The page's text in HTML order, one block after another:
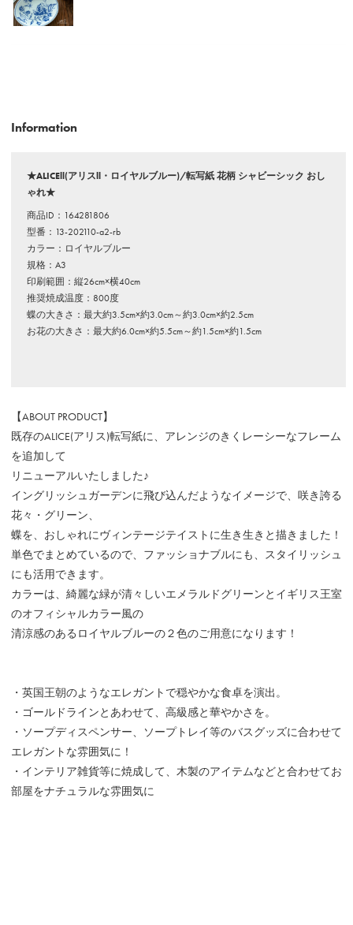
Information
★ALICEll(アリスll・ロイヤルブルー)/転写紙 花柄 シャビーシック おし
ゃれ★
商品ID：164281806
型番：13-202110-a2-rb
カラー：ロイヤルブルー
規格：A3
印刷範囲：縦26cm×横40cm
推奨焼成温度：800度
蝶の大きさ：最大約3.5cm×約3.0cm～約3.0cm×約2.5cm
お花の大きさ：最大約6.0cm×約5.5cm～約1.5cm×約1.5cm
【ABOUT PRODUCT】
既存のALICE(アリス)転写紙に、アレンジのきくレーシーなフレーム
を追加して
リニューアルいたしました♪
イングリッシュガーデンに飛び込んだようなイメージで、咲き誇る
花々・グリーン、
蝶を、おしゃれにヴィンテージテイストに生き生きと描きました！
単色でまとめているので、ファッショナブルにも、スタイリッシュ
にも活用できます。
カラーは、綺麗な緑が清々しいエメラルドグリーンとイギリス王室
のオフィシャルカラー風の
清涼感のあるロイヤルブルーの２色のご用意になります！
・英国王朝のようなエレガントで穏やかな食卓を演出。
・ゴールドラインとあわせて、高級感と華やかさを。
・ソープディスペンサー、ソープトレイ等のバスグッズに合わせて
エレガントな雰囲気に！
・インテリア雑貨等に焼成して、木製のアイテムなどと合わせてお
部屋をナチュラルな雰囲気に